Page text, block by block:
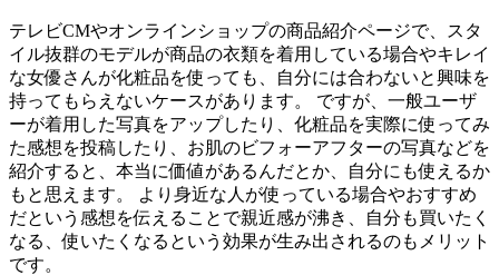
テレビCMやオンラインショップの商品紹介ページで、スタ
イル抜群のモデルが商品の衣類を着用している場合やキレイ
な女優さんが化粧品を使っても、自分には合わないと興味を
持ってもらえないケースがあります。 ですが、一般ユーザ
ーが着用した写真をアップしたり、化粧品を実際に使ってみ
た感想を投稿したり、お肌のビフォーアフターの写真などを
紹介すると、本当に価値があるんだとか、自分にも使えるか
もと思えます。 より身近な人が使っている場合やおすすめ
だという感想を伝えることで親近感が沸き、自分も買いたく
なる、使いたくなるという効果が生み出されるのもメリット
です。